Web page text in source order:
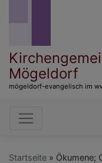
Mögeldorf
mögeldorf-evangelisch im
Startseite Ökumene;